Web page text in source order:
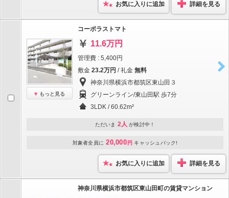
お気に入りに追加 詳細を見る
もっと見る
コーポラストマト
11.6万円
管理費 : 5,400円
敷金 23.2万円 / 礼金 無料
神奈川県横浜市都筑区東山田３
グリーンライン/東山田駅 歩7分
3LDK / 60.62m²
ただいま 2人 が検討中！
対象者全員に 20,000 円 キャッシュバック!
お気に入りに追加 詳細を見る
神奈川県横浜市都筑区東山田町の賃貸マンション